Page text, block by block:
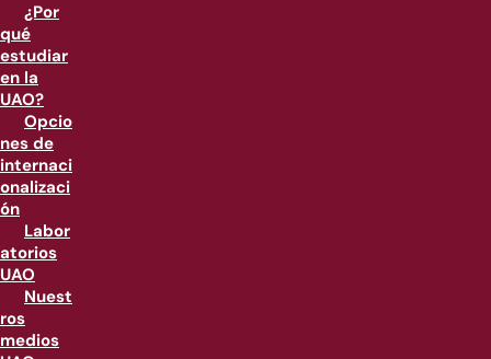
¿Por
qué
estudiar
en la
UAO?
Opcio
nes de
internaci
onalizaci
ón
Labor
atorios
UAO
Nuest
ros
medios